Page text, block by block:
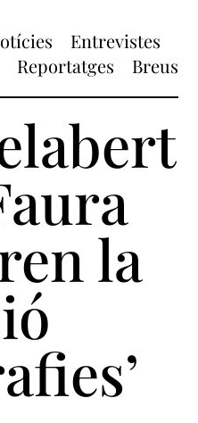
Entrevistes
Reportatges
Breus
la